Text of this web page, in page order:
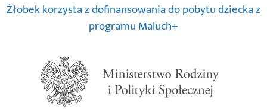
Żłobek korzysta z dofinansowania do pobytu dziecka z
programu Maluch+